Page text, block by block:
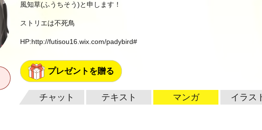
風知草(ふうちそう)と申します！
ストリエは不死鳥
HP:http://futisou16.wix.com/padybird#
プレゼントを贈る
チャット テキスト マンガ イラス